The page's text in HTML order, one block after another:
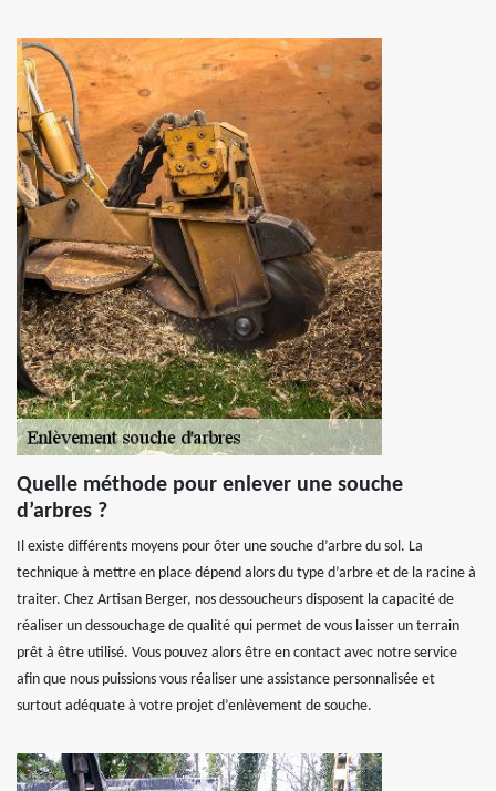
Quelle méthode pour enlever une souche
d’arbres ?
Il existe différents moyens pour ôter une souche d’arbre du sol. La
technique à mettre en place dépend alors du type d’arbre et de la racine à
traiter. Chez Artisan Berger, nos dessoucheurs disposent la capacité de
réaliser un dessouchage de qualité qui permet de vous laisser un terrain
prêt à être utilisé. Vous pouvez alors être en contact avec notre service
afin que nous puissions vous réaliser une assistance personnalisée et
surtout adéquate à votre projet d’enlèvement de souche.